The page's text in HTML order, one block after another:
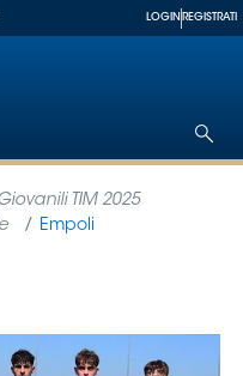
LOGIN REGISTRATI